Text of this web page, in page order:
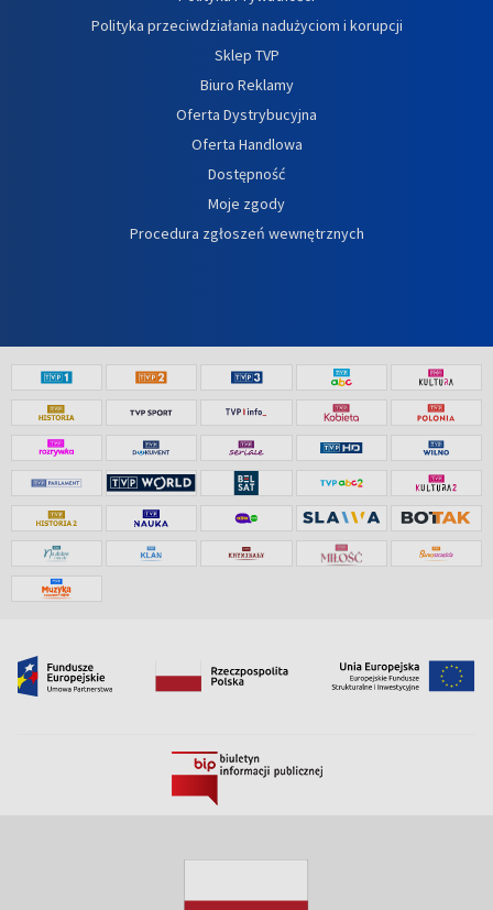
Polityka przeciwdziałania nadużyciom i korupcji
Sklep TVP
Biuro Reklamy
Oferta Dystrybucyjna
Oferta Handlowa
Dostępność
Moje zgody
Procedura zgłoszeń wewnętrznych